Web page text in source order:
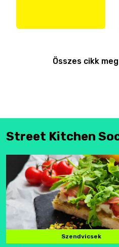
Összes cikk
Street Kitchen
Szendvicsek